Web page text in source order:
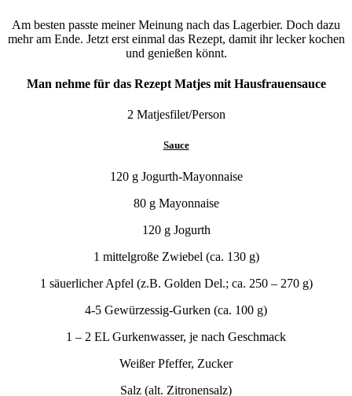
Am besten passte meiner Meinung nach das Lagerbier. Doch dazu
mehr am Ende. Jetzt erst einmal das Rezept, damit ihr lecker kochen
und genießen könnt.
Man nehmefür das Rezept Matjes mit Hausfrauensauce
2 Matjesfilet/Person
Sauce
120 g Jogurth-Mayonnaise
80 g Mayonnaise
120 g Jogurth
1 mittelgroße Zwiebel (ca. 130 g)
1 säuerlicher Apfel (z.B. Golden Del.; ca. 250 – 270 g)
4-5 Gewürzessig-Gurken (ca. 100 g)
1 – 2 EL Gurkenwasser, je nach Geschmack
Weißer Pfeffer, Zucker
Salz (alt. Zitronensalz)